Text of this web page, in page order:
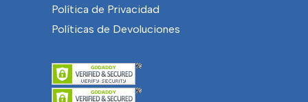
Política de Privacidad
Políticas de Devoluciones